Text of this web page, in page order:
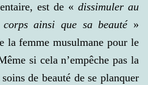
est de « dissimuler au
ainsi que sa beauté»
la femme musulmane pour le
si cela n’empêche pas la
de beauté de se planquer